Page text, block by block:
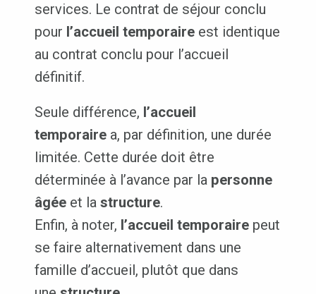
services. Le contrat de séjour conclu
pour l’accueil temporaireest identique
au contrat conclu pour l’accueil
définitif.
Seule différence, l’accueil
temporairea, par définition, une durée
limitée. Cette durée doit être
déterminée à l’avance par la personne
âgéeet la structure.
Enfin, à noter, l’accueil temporairepeut
se faire alternativement dans une
famille d’accueil, plutôt que dans